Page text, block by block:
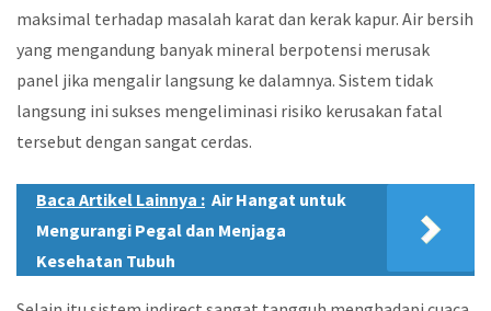
maksimal terhadap masalah karat dan kerak kapur. Air bersih
yang mengandung banyak mineral berpotensi merusak
panel jika mengalir langsung ke dalamnya. Sistem tidak
langsung ini sukses mengeliminasi risiko kerusakan fatal
tersebut dengan sangat cerdas.
Baca Artikel Lainnya : Air Hangat untuk
Mengurangi Pegal dan Menjaga
Kesehatan Tubuh